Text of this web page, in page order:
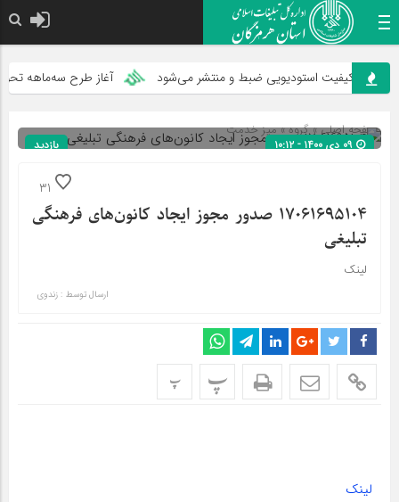
امام علی (ع) می با کیفیت استودیویی ضبط و منتشر می‌شود آغاز طرح سه‌ماهه تحول
صفحه اصلی» گروه »میز خدمت
۰۹ دی ۱۴۰۰ - ۱۰:۱۲
بازدید
31
17061695104 صدور مجوز ایجاد کانون‌های فرهنگی
تبلیغی
لینک
ارسال توسط : زندوی
پ پ
لینک